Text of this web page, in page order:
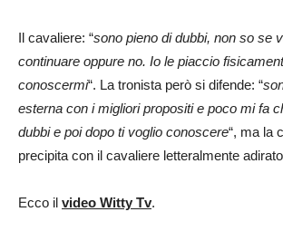
Il cavaliere: “sono pieno di dubbi, non so se
continuare oppure no. Io le piaccio
conoscermi“. La tronista però si difende: “
esterna con i migliori propositi e poco mi fa
dubbi e poi dopo ti voglio conoscere“, ma la
precipita con il cavaliere letteralmente
Ecco il video Witty Tv.